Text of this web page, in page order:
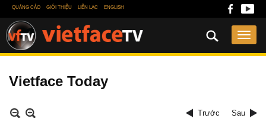
QUẢNG CÁO GIỚI THIỆU LIÊN LẠC ENGLISH
Vietface Today
Trước Sau